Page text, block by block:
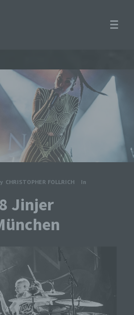
CHRISTOPHER FOLLRICH In
Jinjer